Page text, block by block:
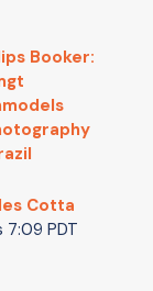
Booker:
Cotta
7:09 PDT